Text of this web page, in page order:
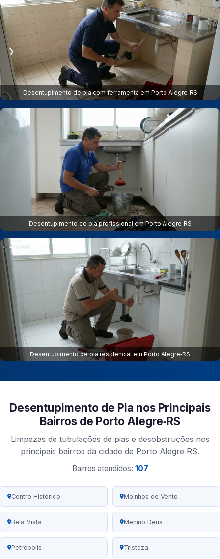
Desentupimento de pia com ferramenta em Porto Alegre‑RS
Desentupimento de pia profissional em Porto Alegre‑RS
Desentupimento de pia residencial em Porto Alegre‑RS
Desentupimento de Pia nos Principais
Bairros de Porto Alegre‑RS
Limpezas de tubulações de pias e desobstruções nos
principais bairros da cidade de Porto Alegre‑RS.
Bairros atendidos: 107
Centro Histórico Moinhos de Vento
Bela Vista Menino Deus
Petrópolis Tristeza